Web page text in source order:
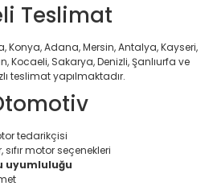
Teslimat
Konya, Adana, Mersin, Antalya, Kayseri,
Kocaeli, Sakarya, Denizli, Şanlıurfa ve
teslimat yapılmaktadır.
tedarikçisi
motor seçenekleri
uyumluluğu